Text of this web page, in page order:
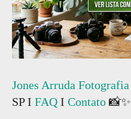
Jones Arruda Fotografia
SP I FAQ I Contato 📸✨